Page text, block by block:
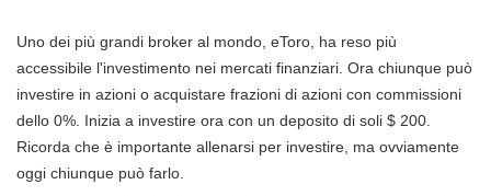
Uno dei più grandi broker al mondo, eToro, ha reso più
accessibile l'investimento nei mercati finanziari. Ora chiunque può
investire in azioni o acquistare frazioni di azioni con commissioni
dello 0%. Inizia a investire ora con un deposito di soli $ 200.
Ricorda che è importante allenarsi per investire, ma ovviamente
oggi chiunque può farlo.